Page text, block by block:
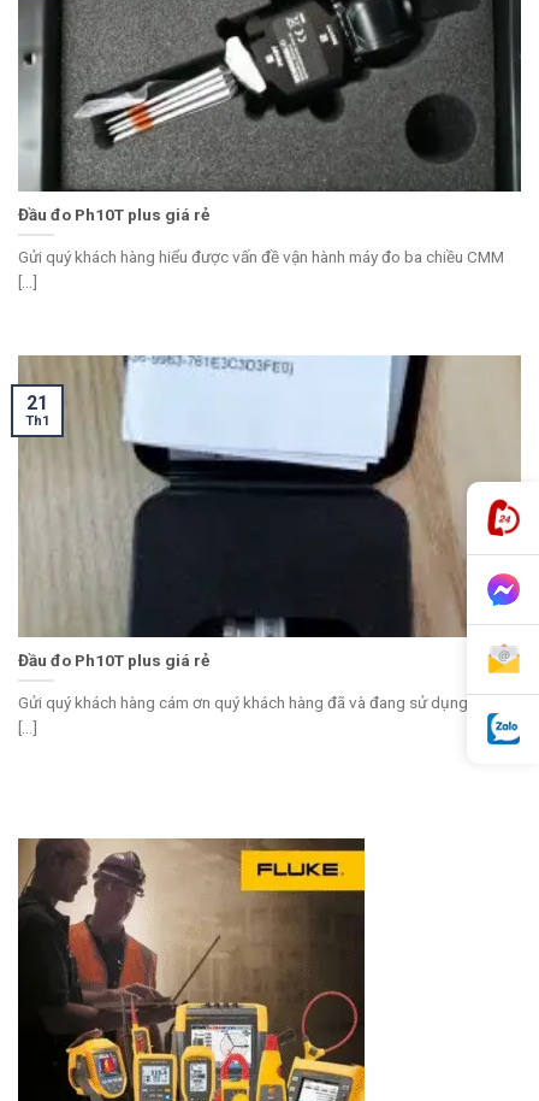
Đầu đo Ph10T plus giá rẻ
Gửi quý khách hàng hiểu được vấn đề vận hành máy đo ba chiều CMM
[...]
Đầu đo Ph10T plus giá rẻ
Gửi quý khách hàng cám ơn quý khách hàng đã và đang sử dụng dịch
[...]
21
Th1